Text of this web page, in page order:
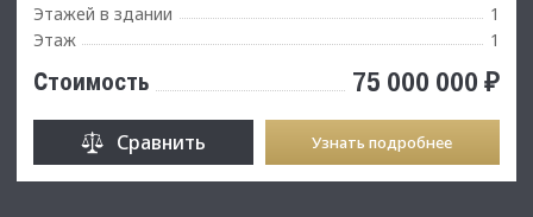
Этажей в здании
1
Этаж
1
Стоимость 75 000 000 ₽
Сравнить Узнать подробнее